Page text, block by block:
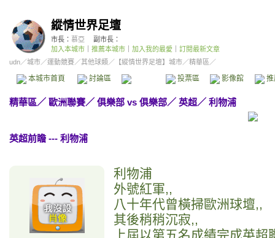
縱情世界足壇
市長： 慕亞
副市長：
加入本城市
推薦本城市 加入我的最愛
訂閱最新文章
udn／城市／運動競賽／其他球類 ／ 【縱情世界足壇】城市／精華區／
本城市首頁 討論區 精華區 投票區 影像館
精華區／ 歐洲聯賽／ 俱樂部 vs 俱樂部／ 英超／ 利物浦
英超前瞻 --- 利物浦
利物浦
外號紅軍,,
八十年代曾橫掃歐洲球壇,,
其後稍稍沉寂,,
上屆以第五名成績完成英超